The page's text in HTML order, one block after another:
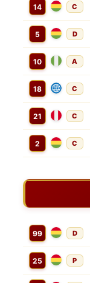
14 C
5 D
10 A
18 C
21 C
2 C
99 D
25 P